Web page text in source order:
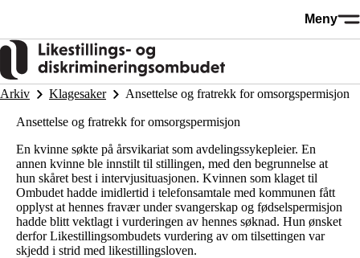
Meny
Arkiv Klagesaker Ansettelse og fratrekk for omsorgspermisjon
Ansettelse og fratrekk for omsorgspermisjon
En kvinne søkte på årsvikariat som avdelingssykepleier. En
annen kvinne ble innstilt til stillingen, med den begrunnelse at
hun skåret best i intervjusituasjonen. Kvinnen som klaget til
Ombudet hadde imidlertid i telefonsamtale med kommunen fått
opplyst at hennes fravær under svangerskap og fødselspermisjon
hadde blitt vektlagt i vurderingen av hennes søknad. Hun ønsket
derfor Likestillingsombudets vurdering av om tilsettingen var
skjedd i strid med likestillingsloven.